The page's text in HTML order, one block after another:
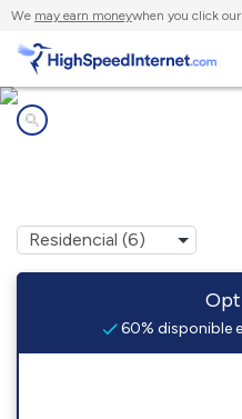
We may earn moneywhen you click
60% disponible